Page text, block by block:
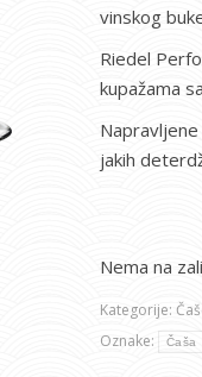
vinskog
Riedel
kupažama
jakih
Nema na
Kategorije:
Oznake:
Čaša